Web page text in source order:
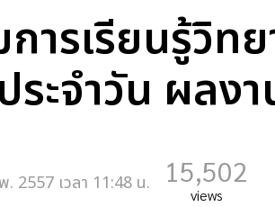
ารเรียนรู้วิท
ระจำวัน ผล
. 2557 เวลา 11:48 น. 15,502
views